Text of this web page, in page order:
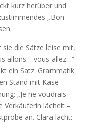
kurz herüber und
„Bon
die Sätze leise mit,
allons… vous allez…“
ein Satz. Grammatik
Stand mit Käse
„Je ne voudrais
Verkäuferin lächelt –
an. Clara lacht: